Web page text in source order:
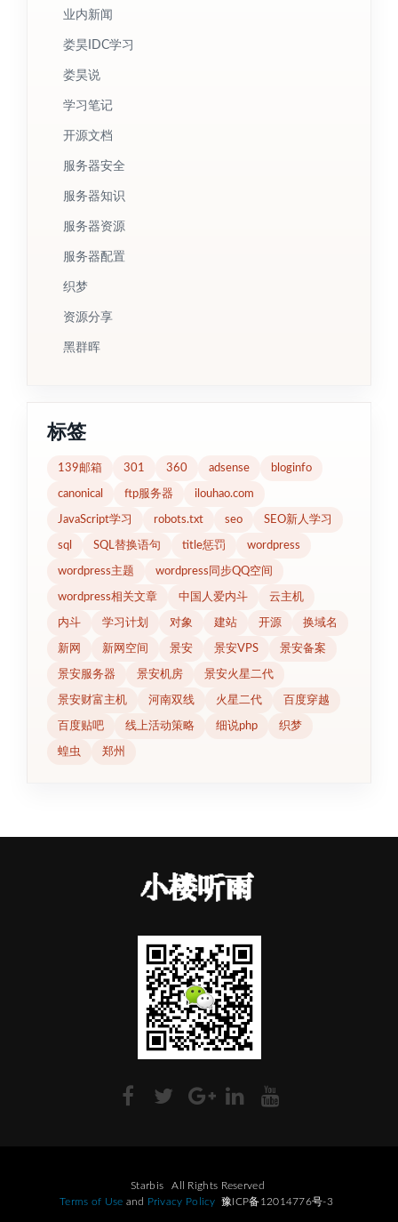
业内新闻
娄昊IDC学习
娄昊说
学习笔记
开源文档
服务器安全
服务器知识
服务器资源
服务器配置
织梦
资源分享
黑群晖
标签
139邮箱 301 360 adsense bloginfo
canonical ftp服务器 ilouhao.com
JavaScript学习 robots.txt seo SEO新人学习
sql SQL替换语句 title惩罚 wordpress
wordpress主题 wordpress同步QQ空间
wordpress相关文章 中国人爱内斗 云主机
内斗 学习计划 对象 建站 开源 换域名
新网 新网空间 景安 景安VPS 景安备案
景安服务器 景安机房 景安火星二代
景安财富主机 河南双线 火星二代 百度穿越
百度贴吧 线上活动策略 细说php 织梦
蝗虫 郑州
Starbis
All Rights Reserved
Terms of Use and Privacy Policy 豫ICP备12014776号-3